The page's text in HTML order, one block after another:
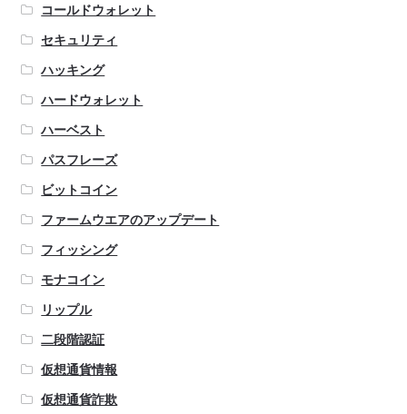
コールドウォレット
セキュリティ
ハッキング
ハードウォレット
ハーベスト
パスフレーズ
ビットコイン
ファームウエアのアップデート
フィッシング
モナコイン
リップル
二段階認証
仮想通貨情報
仮想通貨詐欺